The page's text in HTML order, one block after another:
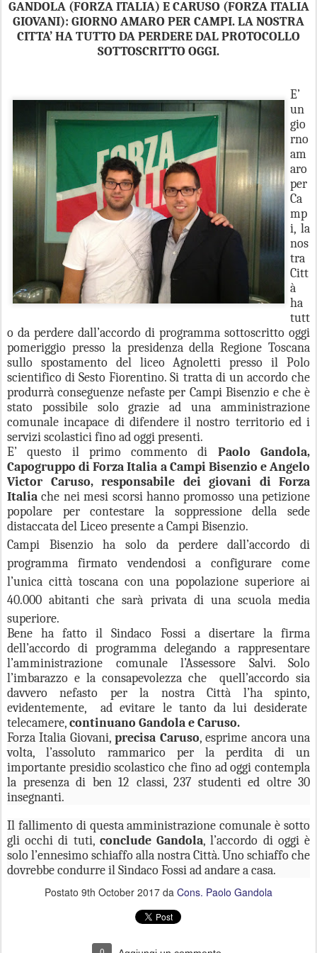
GANDOLA (FORZA ITALIA) E CARUSO (FORZA ITALIA
GIOVANI): GIORNO AMARO PER CAMPI. LA NOSTRA
CITTA’ HA TUTTO DA PERDERE DAL PROTOCOLLO
SOTTOSCRITTO OGGI.
E’
un
gio
rno
am
aro
per
Ca
mp
i, la
nos
tra
Citt
à
ha
tutt
o da perdere dall’accordo di programma sottoscritto oggi
pomeriggio presso la presidenza della Regione Toscana
sullo spostamento del liceo Agnoletti presso il Polo
scientifico di Sesto Fiorentino. Si tratta di un accordo che
produrrà conseguenze nefaste per Campi Bisenzio e che è
stato possibile solo grazie ad una amministrazione
comunale incapace di difendere il nostro territorio ed i
servizi scolastici fino ad oggi presenti.
E’ questo il primo commento di Paolo Gandola,
Capogruppo di Forza Italia a Campi Bisenzio e Angelo
Victor Caruso, responsabile dei giovani di Forza
Italia che nei mesi scorsi hanno promosso una petizione
popolare per contestare la soppressione della sede
distaccata del Liceo presente a Campi Bisenzio.
Campi Bisenzio ha solo da perdere dall’accordo di
programma firmato vendendosi a configurare come
l’unica città toscana con una popolazione superiore ai
40.000 abitanti che sarà privata di una scuola media
superiore.
Bene ha fatto il Sindaco Fossi a disertare la firma
dell’accordo di programma delegando a rappresentare
l’amministrazione comunale l’Assessore Salvi. Solo
l’imbarazzo e la consapevolezza che quell’accordo sia
davvero nefasto per la nostra Città l’ha spinto,
evidentemente, ad evitare le tanto da lui desiderate
telecamere,continuano Gandola e Caruso.
Forza Italia Giovani,precisa Caruso, esprime ancora una
volta, l’assoluto rammarico per la perdita di un
importante presidio scolastico che fino ad oggi contempla
la presenza di ben 12 classi, 237 studenti ed oltre 30
insegnanti.
Il fallimento di questa amministrazione comunale è sotto
gli occhi di tuti, conclude Gandola, l’accordo di oggi è
solo l’ennesimo schiaffo alla nostra Città. Uno schiaffo che
dovrebbe condurre il Sindaco Fossi ad andare a casa.
Postato 9th October 2017 da Cons. Paolo Gandola